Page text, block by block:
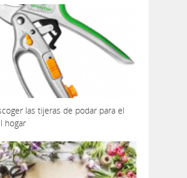
las tijeras de podar para el
hogar